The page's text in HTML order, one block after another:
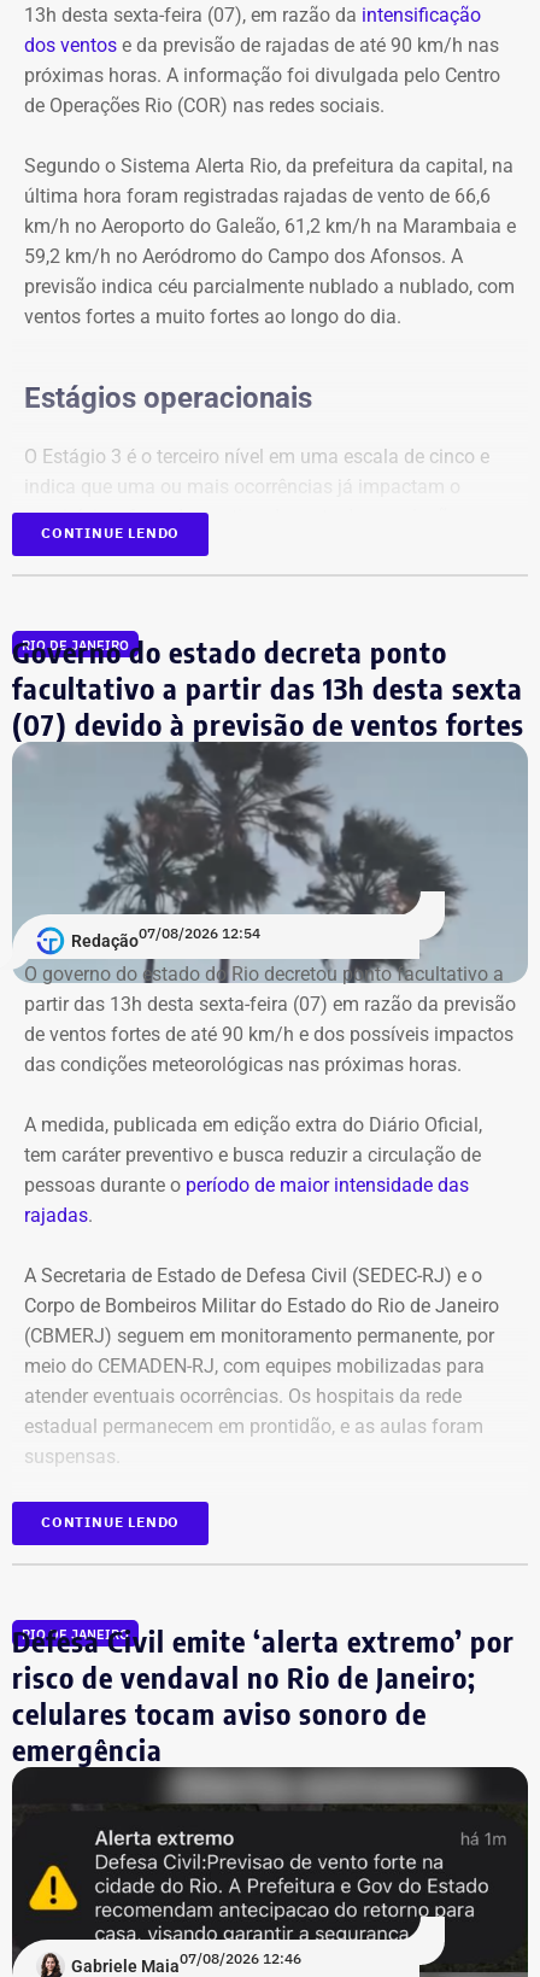
Como buscar ajuda
Ligue 180 – Central de Atendimento à Mulher
Aplicativo Rede Mulher
(DEAMs)
Centros Especializados de Atendimento à Mulher
(CEAMs)
Centros Integrados de Atendimento à Mulher (CIAMs)
Patrulha Maria da Penha, da Polícia Militar, para
acompanhamento de medidas protetivas
13h desta sexta-feira (07), em razão da intensificação
dos ventos e da previsão de rajadas de até 90 km/h nas
próximas horas. A informação foi divulgada pelo Centro
de Operações Rio (COR) nas redes sociais.
Segundo o Sistema Alerta Rio, da prefeitura da capital, na
última hora foram registradas rajadas de vento de 66,6
km/h no Aeroporto do Galeão, 61,2 km/h na Marambaia e
59,2 km/h no Aeródromo do Campo dos Afonsos. A
previsão indica céu parcialmente nublado a nublado, com
ventos fortes a muito fortes ao longo do dia.
Estágios operacionais
O Estágio 3 é o terceiro nível em uma escala de cinco e
indica que uma ou mais ocorrências já impactam o
município, afetando a rotina de parte da população.
Diante do cenário, o centro de operações orienta que a
afetadas pelos ventos e mantenha distância de árvores,
postes, placas e outras estruturas que possam
representar risco durante as rajadas de vento. Também é
recomendado evitar locais descampados em caso de
ventos fortes e possíveis descargas elétricas.
Moradores de áreas de risco devem ficar atentos aos
alertas sonoros da Defesa Civil. O acionamento das
sirenes indica risco de deslizamentos e a necessidade de
deslocamento para os pontos de apoio definidos pelo
município. Em situações de emergência, a população
pode acionar o Corpo de Bombeiros pelo telefone 193 e a
Defesa Civil pelo número 199.
CONTINUE LENDO
RIO DE JANEIRO
Governo do estado decreta ponto
facultativo a partir das 13h desta sexta
(07) devido à previsão de ventos fortes
Redação07/08/2026 12:54
O governo do estado do Rio decretou ponto facultativo a
partir das 13h desta sexta-feira (07) em razão da previsão
de ventos fortes de até 90 km/h e dos possíveis impactos
das condições meteorológicas nas próximas horas.
A medida, publicada em edição extra do Diário Oficial,
tem caráter preventivo e busca reduzir a circulação de
pessoas durante o período de maior intensidade das
rajadas.
A Secretaria de Estado de Defesa Civil (SEDEC-RJ) e o
Corpo de Bombeiros Militar do Estado do Rio de Janeiro
(CBMERJ) seguem em monitoramento permanente, por
meio do CEMADEN-RJ, com equipes mobilizadas para
atender eventuais ocorrências. Os hospitais da rede
estadual permanecem em prontidão, e as aulas foram
suspensas.
As autoridades orientam a população a evitar
deslocamentos desnecessários durante as rajadas de
acompanhar os comunicados dos canais oficiais. Em
caso de emergência, o Corpo de Bombeiros pode ser
acionado pelo telefone 193 ou pelo aplicativo 193RJ.
CONTINUE LENDO
RIO DE JANEIRO
Defesa Civil emite ‘alerta extremo’ por
risco de vendaval no Rio de Janeiro;
celulares tocam aviso sonoro de
emergência
Gabriele Maia07/08/2026 12:46